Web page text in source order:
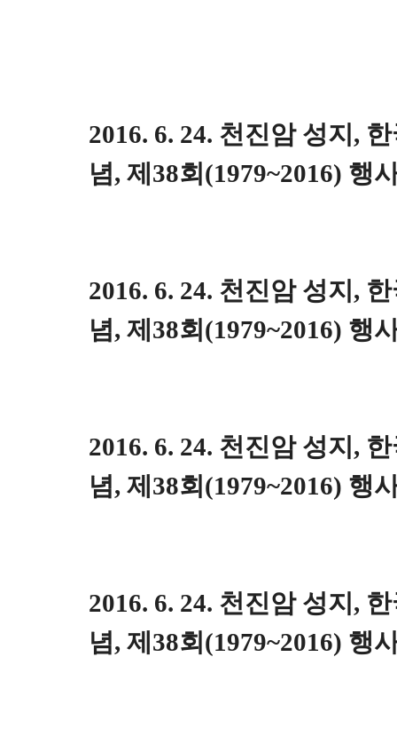
2016. 6. 24. 천진암 성지,
념, 제38회(1979~2016) 행
2016. 6. 24. 천진암 성지,
념, 제38회(1979~2016) 행
2016. 6. 24. 천진암 성지,
념, 제38회(1979~2016) 행
2016. 6. 24. 천진암 성지,
념, 제38회(1979~2016) 행